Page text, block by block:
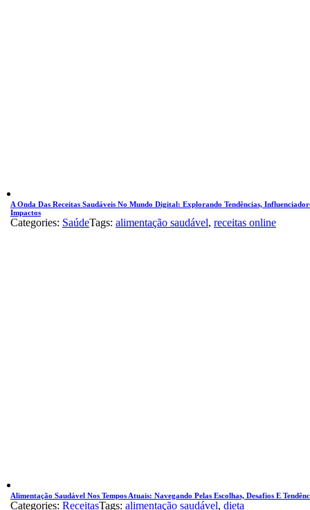
A Onda Das Receitas Saudáveis No Mundo Digital: Explorando Tendências,
Impactos
Categories: SaúdeTags: alimentação saudável, receitas online
Alimentação Saudável Nos Tempos Atuais: Navegando Pelas Escolhas, Desafios E
Categories: ReceitasTags: alimentação saudável, dieta